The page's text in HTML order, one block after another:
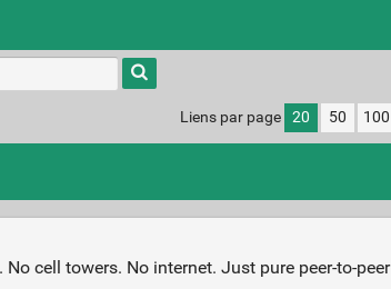
Liens par page 20 50 100
cell towers. No internet. Just pure peer-to-peer